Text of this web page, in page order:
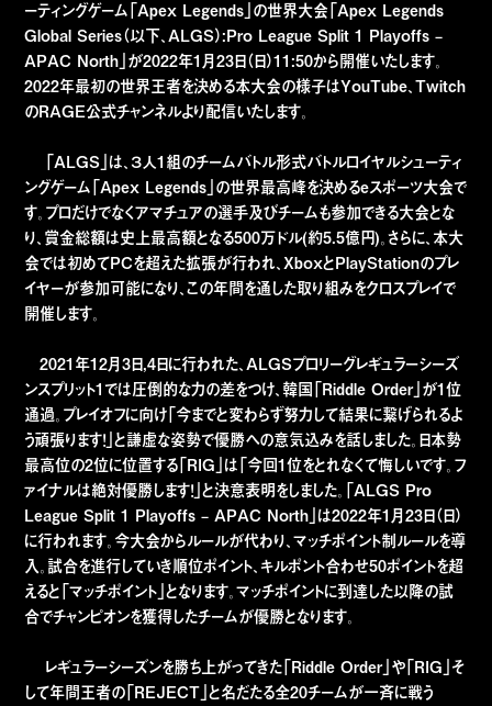
ーティングゲーム「Apex Legends」の世界大会「Apex Legends
Global Series（以下、ALGS）:Pro League Split 1 Playoffs –
APAC North」が2022年1月23日（日）11:50から開催いたします。
2022年最初の世界王者を決める本大会の様子はYouTube、Twitch
のRAGE公式チャンネルより配信いたします。
「ALGS」は、３人1組のチームバトル形式バトルロイヤルシューティ
ングゲーム「Apex Legends」の世界最高峰を決めるeスポーツ大会で
す。プロだけでなくアマチュアの選手及びチームも参加できる大会とな
り、賞金総額は史上最高額となる500万ドル(約5.5億円)。さらに、本大
会では初めてPCを超えた拡張が行われ、XboxとPlayStationのプレ
イヤーが参加可能になり、この年間を通した取り組みをクロスプレイで
開催します。
2021年12月3日,4日に行われた、ALGSプロリーグレギュラーシーズ
ンスプリット1では圧倒的な力の差をつけ、韓国「Riddle Order」が1位
通過。プレイオフに向け「今までと変わらず努力して結果に繋げられるよ
う頑張ります！」と謙虚な姿勢で優勝への意気込みを話しました。日本勢
最高位の2位に位置する「RIG」は「今回1位をとれなくて悔しいです。フ
ァイナルは絶対優勝します！」と決意表明をしました。「ALGS Pro
League Split 1 Playoffs – APAC North」は2022年1月23日（日）
に行われます。今大会からルールが代わり、マッチポイント制ルールを導
入。試合を進行していき順位ポイント、キルポント合わせ50ポイントを超
えると「マッチポイント」となります。マッチポイントに到達した以降の試
合でチャンピオンを獲得したチームが優勝となります。
レギュラーシーズンを勝ち上がってきた「Riddle Order」や「RIG」そ
して年間王者の「REJECT」と名だたる全20チームが一斉に戦う